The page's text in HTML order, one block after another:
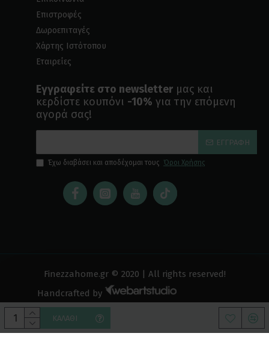
ΚΑΛΆΘΙ
Επιστροφές
Δωροεπιταγές
Χάρτης Ιστότοπου
Εταιρείες
Εγγραφείτε στο newsletter μας και
κερδίστε κουπόνι -10% για την επόμενη
αγορά σας!
ΕΓΓΡΑΦΉ
Έχω διαβάσει και αποδέχομαι τους Όροι Χρήσης
Finezzahome.gr © 2020 | All rights reserved!
Handcrafted by